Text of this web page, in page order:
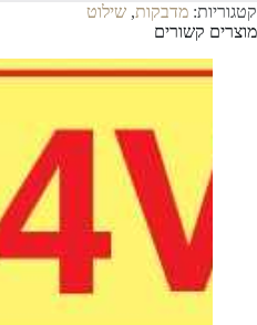
קטגוריות: מדבקות, שילוט
מוצרים קשורים